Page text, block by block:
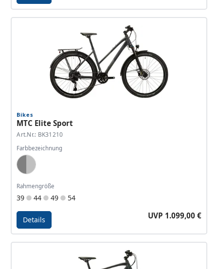
Bikes
MTC Elite Sport
Art.Nr.: BK31210
Farbbezeichnung
Dark Grey, Silver
Rahmengröße
39 44 49 54
Details UVP 1.099,00 €